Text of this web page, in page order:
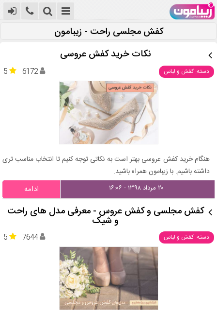
کفش مجلسی راحت - زیبامون
نکات خرید کفش عروسی
دسته: کفش و لباس 5 6172
هنگام خرید کفش عروسی بهتر است به نکاتی توجه کنیم تا انتخاب مناسب تری
داشته باشیم. با زیبامون همراه باشید.
۲۰ مرداد ۱۳۹۸ - ۱۶:۰۶ ادامه
کفش مجلسی و کفش عروس - معرفی مدل های راحت
و شیک
دسته: کفش و لباس 5 7644